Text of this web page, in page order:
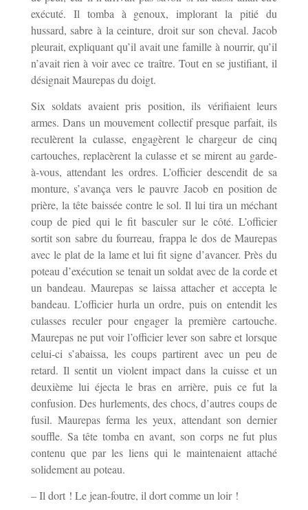
exécuté. Il tomba à genoux, implorant la pitié du
hussard, sabre à la ceinture, droit sur son cheval. Jacob
pleurait, expliquant qu’il avait une famille à nourrir, qu’il
n’avait rien à voir avec ce traître. Tout en se justifiant, il
désignait Maurepas du doigt.
Six soldats avaient pris position, ils vérifiaient leurs
armes. Dans un mouvement collectif presque parfait, ils
reculèrent la culasse, engagèrent le chargeur de cinq
cartouches, replacèrent la culasse et se mirent au garde-
à-vous, attendant les ordres. L’officier descendit de sa
monture, s’avança vers le pauvre Jacob en position de
prière, la tête baissée contre le sol. Il lui tira un méchant
coup de pied qui le fit basculer sur le côté. L’officier
sortit son sabre du fourreau, frappa le dos de Maurepas
avec le plat de la lame et lui fit signe d’avancer. Près du
poteau d’exécution se tenait un soldat avec de la corde et
un bandeau. Maurepas se laissa attacher et accepta le
bandeau. L’officier hurla un ordre, puis on entendit les
culasses reculer pour engager la première cartouche.
Maurepas ne put voir l’officier lever son sabre et lorsque
celui-ci s’abaissa, les coups partirent avec un peu de
retard. Il sentit un violent impact dans la cuisse et un
deuxième lui éjecta le bras en arrière, puis ce fut la
confusion. Des hurlements, des chocs, d’autres coups de
fusil. Maurepas ferma les yeux, attendant son dernier
souffle. Sa tête tomba en avant, son corps ne fut plus
contenu que par les liens qui le maintenaient attaché
solidement au poteau.
– Il dort ! Le jean-foutre, il dort comme un loir !